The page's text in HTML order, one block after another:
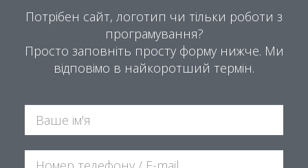
Потрібен сайт, логотип чи тільки роботи з
програмування?
Просто заповніть просту форму нижче. Ми
відповімо в найкоротший термін.